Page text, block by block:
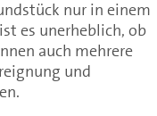
nur in einem
es unerheblich, ob
auch mehrere
und